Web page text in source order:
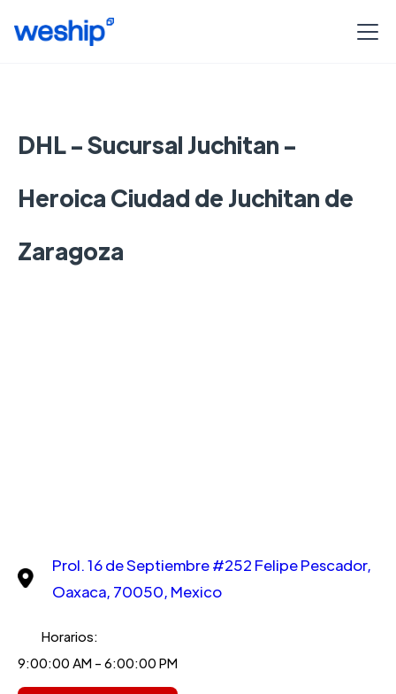
DHL - Sucursal Juchitan -
Heroica Ciudad de Juchitan de
Zaragoza
Prol. 16 de Septiembre #252 Felipe Pescador,
Oaxaca, 70050, Mexico
Horarios:
9:00:00 AM - 6:00:00 PM